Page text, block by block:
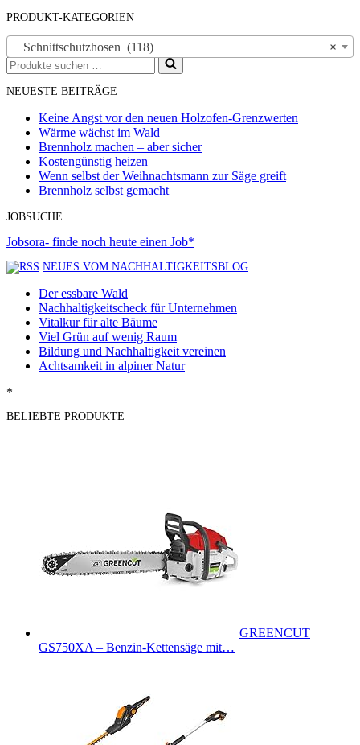
PRODUKT-KATEGORIEN
×
Schnittschutzhosen (118)
Suchen
nach …
NEUESTE BEITRÄGE
Keine Angst vor den neuen Holzofen-Grenzwerten
Wärme wächst im Wald
Brennholz machen – aber sicher
Kostengünstig heizen
Wenn selbst der Weihnachtsmann zur Säge greift
Brennholz selbst gemacht
JOBSUCHE
Jobsora- finde noch heute einen Job*
NEUES VOM NACHHALTIGKEITSBLOG
Der essbare Wald
Nachhaltigkeitscheck für Unternehmen
Vitalkur für alte Bäume
Viel Grün auf wenig Raum
Bildung und Nachhaltigkeit vereinen
Achtsamkeit in alpiner Natur
*
BELIEBTE PRODUKTE
GREENCUT
GS750XA – Benzin-Kettensäge mit…